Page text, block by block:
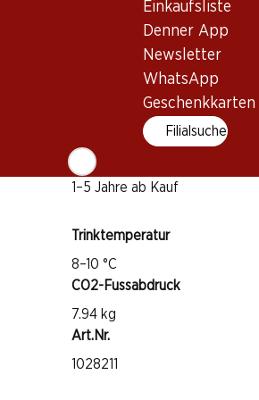
Einkaufsliste
Denner App
Newsletter
WhatsApp
Geschenkkarten
Filialsuche
Pinot Meunier
Schaumwein
Trinkreife
1–5 Jahre ab Kauf
Trinktemperatur
8–10 °C
CO2-Fussabdruck
7.94 kg
Art.Nr.
1028211